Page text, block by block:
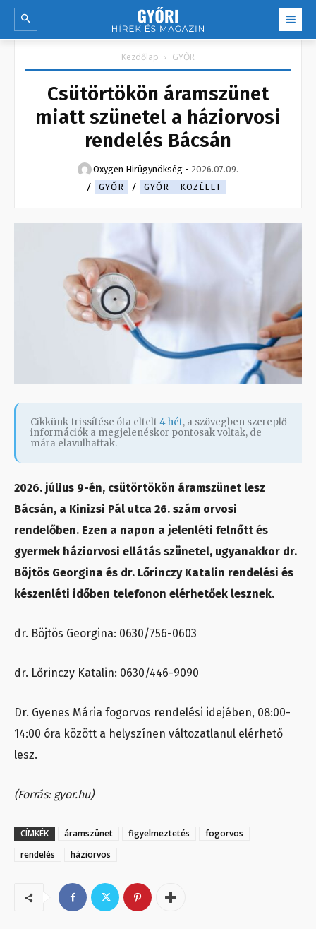
Kezdőlap GYŐR
Csütörtökön áramszünet
miatt szünetel a háziorvosi
rendelés Bácsán
Oxygen Hirügynökség - 2026.07.09.
GYŐR
GYŐR - KÖZÉLET
Cikkünk frissítése óta eltelt4 hét, a szövegben szereplő
információk a megjelenéskor pontosak voltak, de
mára elavulhattak.
2026. július 9-én, csütörtökön áramszünet lesz
Bácsán, a Kinizsi Pál utca 26. szám orvosi
rendelőben. Ezen a napon a jelenléti felnőtt és
gyermek háziorvosi ellátás szünetel, ugyanakkor dr.
Böjtös Georgina és dr. Lőrinczy Katalin rendelési és
készenléti időben telefonon elérhetőek lesznek.
dr. Böjtös Georgina: 0630/756-0603
dr. Lőrinczy Katalin: 0630/446-9090
Dr. Gyenes Mária fogorvos rendelési idejében, 08:00-
14:00 óra között a helyszínen változatlanul elérhető
lesz.
(Forrás: gyor.hu)
CÍMKÉK áramszünet figyelmeztetés
fogorvos
rendelés
háziorvos